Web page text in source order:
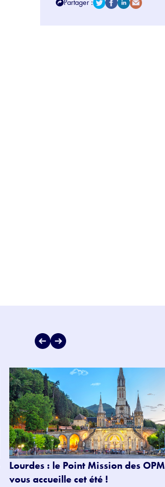
Partager :
Lourdes : le Point Mission des OPM
vous accueille cet été !